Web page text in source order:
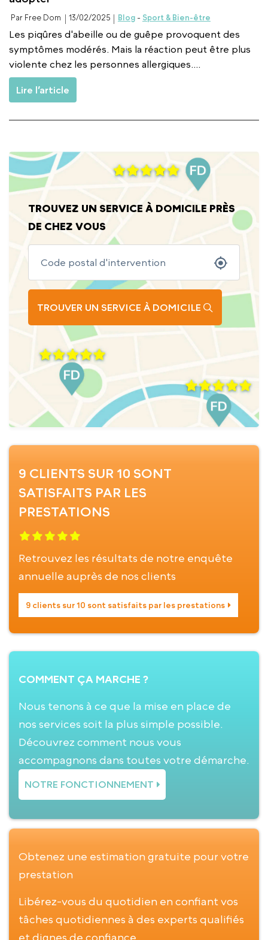
Par Free Dom 13/02/2025 Blog- Sport & Bien-être
Les piqûres d'abeille ou de guêpe provoquent des
symptômes modérés. Mais la réaction peut être plus
violente chez les personnes allergiques....
Lire l’article
TROUVEZ UN SERVICE À DOMICILE PRÈS
DE CHEZ VOUS
TROUVER UN SERVICE À DOMICILE
9 CLIENTS SUR 10 SONT
SATISFAITS PAR LES
PRESTATIONS
Retrouvez les résultats de notre enquête
annuelle auprès de nos clients
9 clients sur 10 sont satisfaits par les prestations
COMMENT ÇA MARCHE ?
Nous tenons à ce que la mise en place de
nos services soit la plus simple possible.
Découvrez comment nous vous
accompagnons dans toutes votre démarche.
NOTRE FONCTIONNEMENT
Obtenez une estimation gratuite pour votre
prestation
Libérez-vous du quotidien en confiant vos
tâches quotidiennes à des experts qualifiés